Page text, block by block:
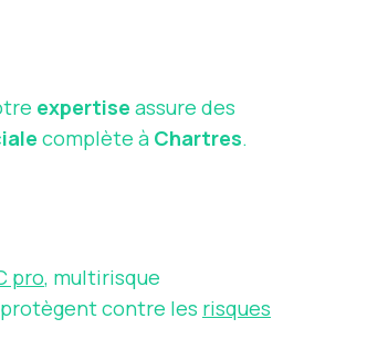
expertise assure des
complète à Chartres.
pro, multirisque
contre les risques